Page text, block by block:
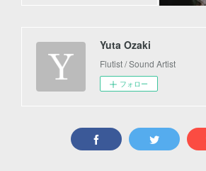
Yuta Ozaki
Flutist / Sound Artist
フォロー